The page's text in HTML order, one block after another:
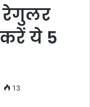
रेगुलर
ये 5
13